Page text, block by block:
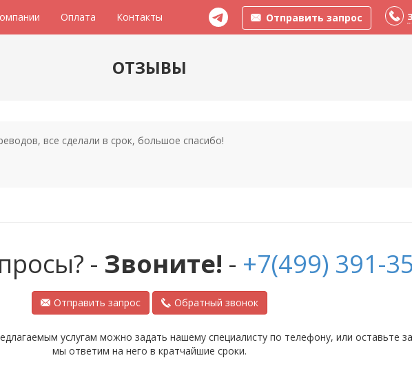
Отправить запрос
Оплата Контакты
ОТЗЫВЫ
все сделали в срок, большое спасибо!
- Звоните! - +7(499) 391-
Отправить запрос Обратный звонок
услугам можно задать нашему специалисту по телефону, или оставьте
мы ответим на него в кратчайшие сроки.